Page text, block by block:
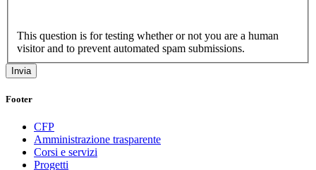
This question is for testing whether or not you are a human
visitor and to prevent automated spam submissions.
Footer
CFP
Amministrazione trasparente
Corsi e servizi
Progetti